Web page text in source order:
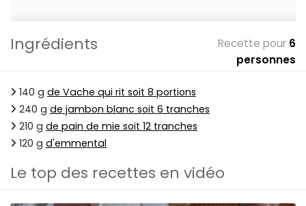
Ingrédients Recette pour 6
personnes
140 g de Vache qui rit soit 8 portions
240 g de jambon blanc soit 6 tranches
210 g de pain de mie soit 12 tranches
120 g d'emmental
Le top des recettes en vidéo